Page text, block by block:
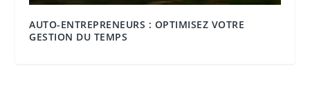
AUTO-ENTREPRENEURS : OPTIMISEZ VOTRE
GESTION DU TEMPS